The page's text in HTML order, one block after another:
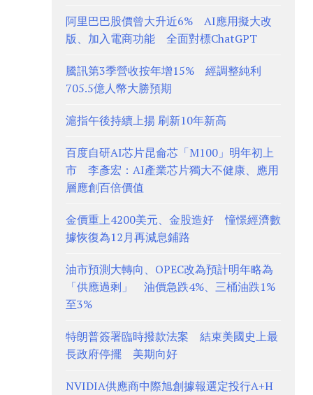
阿里巴巴股價曾大升近6% AI應用擬大改
版、加入電商功能 全面對標ChatGPT
騰訊第3季營收按年增15% 經調整純利
705.5億人幣大勝預期
滬指午後持續上揚 刷新10年新高
百度自研AI芯片昆侖芯「M100」明年初上
市 李彥宏：AI產業芯片獨大不健康、應用
層應創百倍價值
金價重上4200美元、金股造好 憧憬經濟數
據恢復為12月再減息鋪路
油市預測大轉向、OPEC改為預計明年略為
「供應過剩」 油價急跌4%、三桶油跌1%
至3%
特朗普簽署臨時撥款法案 結束美國史上最
長政府停擺 美期向好
NVIDIA供應商中際旭創據報選定投行A+H